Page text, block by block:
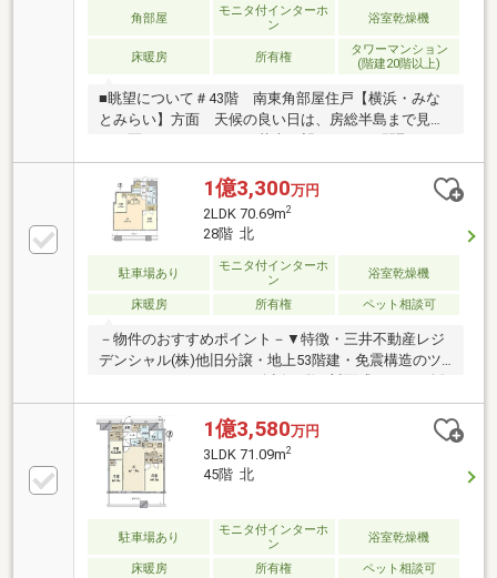
続相談 無料実施
角部屋
モニタ付インターホ
ン
浴室乾燥機
床暖房 所有権
タワーマンション
(階建20階以上)
■眺望について＃43階 南東角部屋住戸【横浜・みな
とみらい】方面 天候の良い日は、房総半島まで見渡
ついて＃廊下スペースを最小限にすることで 居室の
有効面積を最大限に確保・約1帖のWIC＋SIC＋トラン
クルーム等、収納充実♪・各居室4.5帖以上・TES温水
式床暖房・LD部分の天井高約2.55m・作業スペースの
広いL字型キッチン・1620サイズのゆとりある浴室・
24時間有人管理・各階ゴミステーション(24時間可)
1億3,300万円
2LDK 70.69m2
28階 北
駐車場あり
モニタ付インターホ
ン
浴室乾燥機
床暖房 所有権 ペット相談可
－物件のおすすめポイント－▼特徴・三井不動産レジ
デンシャル(株)他旧分譲・地上53階建・免震構造のツ
用・SIC・WIC等の収納有・ゲストルームなど多彩な共
用施設(一部有償)・各階に24時間ゴミ出し可能なゴミ
ステーション有・ペット飼育可能(細則有)▼設備・床
暖房・食洗機・ディスポーザー・浄水器・浴室乾燥
機・宅配ボックス▼2019年3月室内リフォーム履歴・
ダウンライト増設・エコカラット設置(LD・玄関)■ ご
希望の住まい探しをお手伝いします ━━━━━・・・
物件の詳細・ご相談はお気軽にお問い合わせくださ
1億3,580万円
3LDK 71.09m2
45階 北
駐車場あり
モニタ付インターホ
ン
浴室乾燥機
床暖房 所有権 ペット相談可